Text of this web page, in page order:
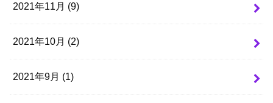
2021年11月 (9)
2021年10月 (2)
2021年9月 (1)